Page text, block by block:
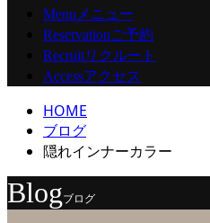
Menuメニュー
Reservationご予約
Recruitリクルート
Accessアクセス
HOME
ブログ
隠れインナーカラー
Blogブログ